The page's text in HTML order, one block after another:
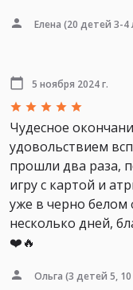
Елена (20 детей 3-4
5 ноября 2024 г.
Чудесное
удовольствием
прошли два раза,
игру с картой и
уже в черно белом
несколько дней,
❤️🔥
Ольга (3 детей 5,